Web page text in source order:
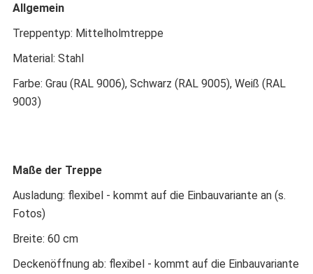
Allgemein
Treppentyp: Mittelholmtreppe
Material: Stahl
Farbe: Grau (RAL 9006), Schwarz (RAL 9005), Weiß (RAL
9003)
Maße der Treppe
Ausladung: flexibel - kommt auf die Einbauvariante an (s.
Fotos)
Breite: 60 cm
Deckenöffnung ab: flexibel - kommt auf die Einbauvariante